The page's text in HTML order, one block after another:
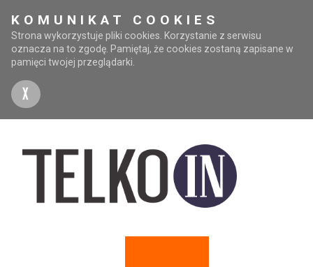
KOMUNIKAT COOKIES
Strona wykorzystuje pliki cookies. Korzystanie z serwisu
oznacza na to zgodę. Pamiętaj, że cookies zostaną zapisane w
pamięci twojej przeglądarki.
X